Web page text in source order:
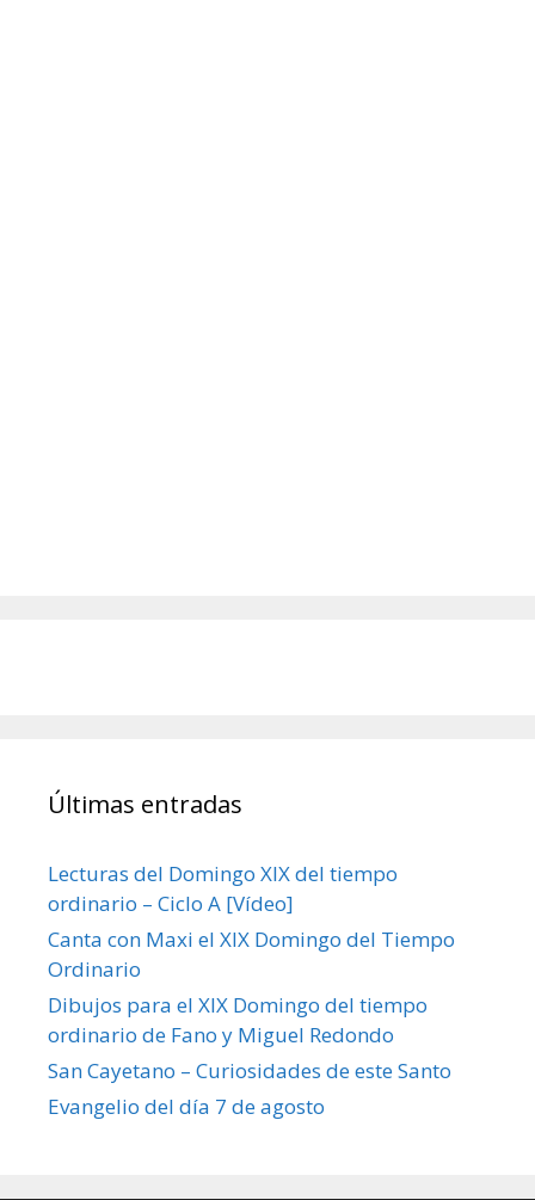
Últimas entradas
Lecturas del Domingo XIX del tiempo
ordinario – Ciclo A [Vídeo]
Canta con Maxi el XIX Domingo del Tiempo
Ordinario
Dibujos para el XIX Domingo del tiempo
ordinario de Fano y Miguel Redondo
San Cayetano – Curiosidades de este Santo
Evangelio del día 7 de agosto